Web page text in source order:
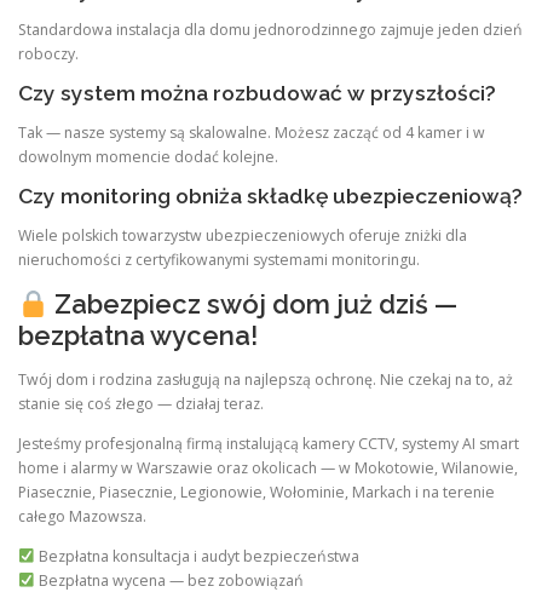
Standardowa instalacja dla domu jednorodzinnego zajmuje jeden dzień
roboczy.
Czy system można rozbudować w przyszłości?
Tak — nasze systemy są skalowalne. Możesz zacząć od 4 kamer i w
dowolnym momencie dodać kolejne.
Czy monitoring obniża składkę ubezpieczeniową?
Wiele polskich towarzystw ubezpieczeniowych oferuje zniżki dla
nieruchomości z certyfikowanymi systemami monitoringu.
Zabezpiecz swój dom już dziś —
bezpłatna wycena!
Twój dom i rodzina zasługują na najlepszą ochronę. Nie czekaj na to, aż
stanie się coś złego — działaj teraz.
Jesteśmy profesjonalną firmą instalującą kamery CCTV, systemy AI smart
home i alarmy w Warszawie oraz okolicach — w Mokotowie, Wilanowie,
Piasecznie, Piasecznie, Legionowie, Wołominie, Markach i na terenie
całego Mazowsza.
Bezpłatna konsultacja i audyt bezpieczeństwa
Bezpłatna wycena — bez zobowiązań